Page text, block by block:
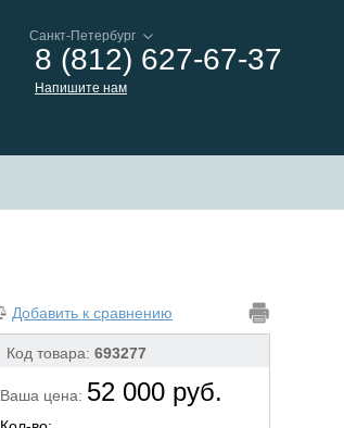
8 (812) 627-67-37
Напишите нам
Добавить к сравнению
Код товара: 693277
Ваша цена: 52 000 руб.